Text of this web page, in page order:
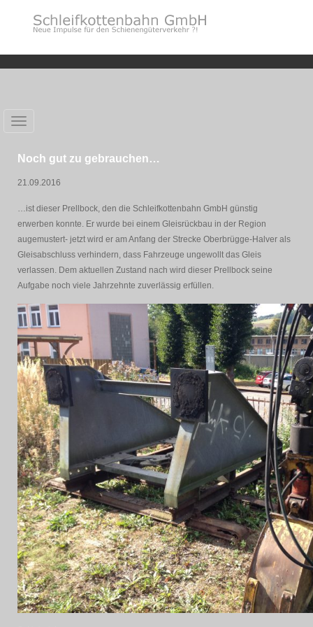
Toggle
Noch gut zu gebrauchen…
21.09.2016
…ist dieser Prellbock, den die Schleifkottenbahn GmbH günstig
erwerben konnte. Er wurde bei einem Gleisrückbau in der Region
augemustert- jetzt wird er am Anfang der Strecke Oberbrügge-Halver als
Gleisabschluss verhindern, dass Fahrzeuge ungewollt das Gleis
verlassen. Dem aktuellen Zustand nach wird dieser Prellbock seine
Aufgabe noch viele Jahrzehnte zuverlässig erfüllen.